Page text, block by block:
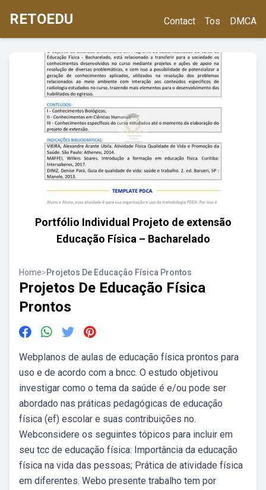
RETOEDU Contact Tos DMCA
Portfólio Individual Projeto de extensão
Educação Física – Bacharelado
Home>Projetos De Educação Física Prontos
Projetos De Educação Física
Prontos
Webplanos de aulas de educação física prontos para
uso e de acordo com a bncc. O estudo objetivou
investigar como o tema da saúde é e/ou pode ser
abordado nas práticas pedagógicas de educação
física (ef) escolar e suas contribuições no.
Webconsidere os seguintes tópicos para incluir em
seu tcc de educação física: Importância da educação
física na vida das pessoas; Prática de atividade física
em diferentes. Webo presente trabalho tem por